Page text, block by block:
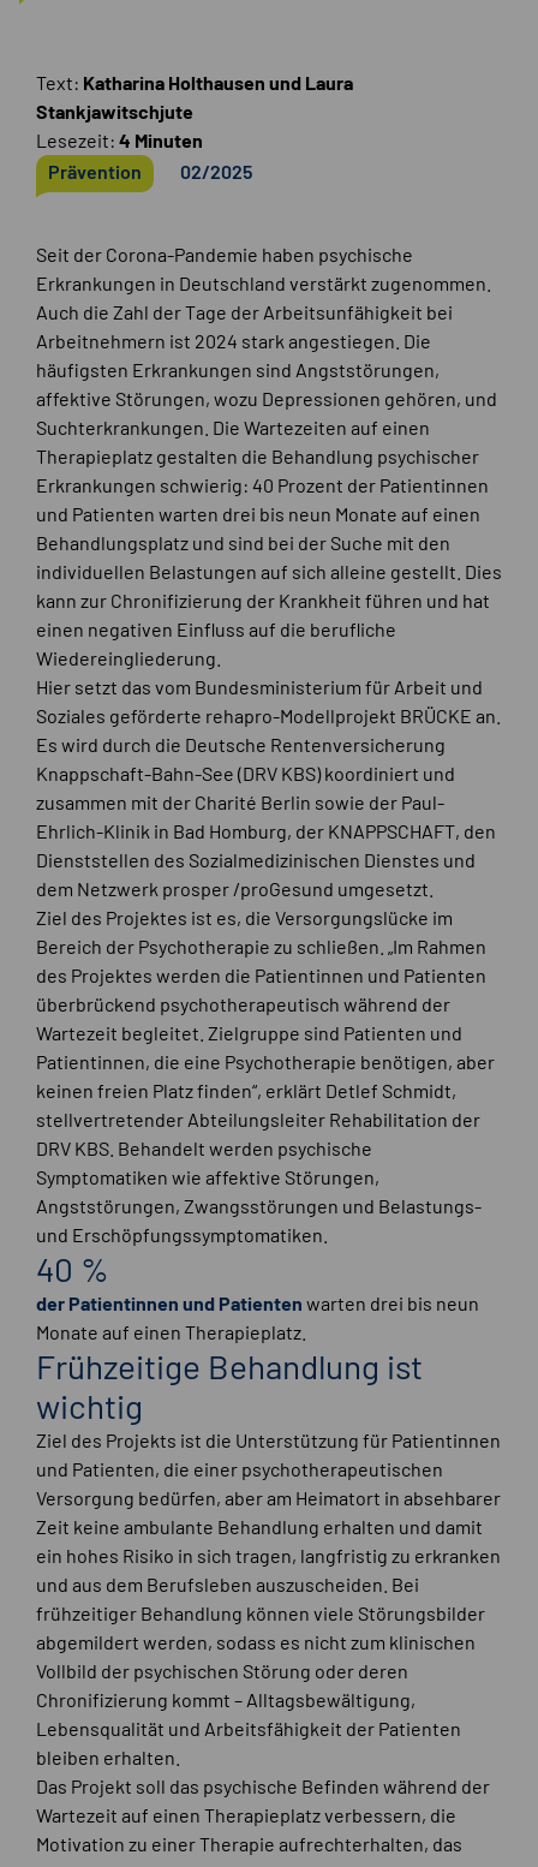
Text: Katharina Holthausen und Laura
Stankjawitschjute
Lesezeit: 4 Minuten
Prävention
02/2025
Seit der Corona-Pandemie haben psychische
Erkrankungen in Deutschland verstärkt zugenommen.
Auch die Zahl der Tage der Arbeitsunfähigkeit bei
Arbeitnehmern ist 2024 stark angestiegen. Die
häufigsten Erkrankungen sind Angststörungen,
affektive Störungen, wozu Depressionen gehören, und
Suchterkrankungen. Die Wartezeiten auf einen
Therapieplatz gestalten die Behandlung psychischer
Erkrankungen schwierig: 40 Prozent der Patientinnen
und Patienten warten drei bis neun Monate auf einen
Behandlungsplatz und sind bei der Suche mit den
individuellen Belastungen auf sich alleine gestellt. Dies
kann zur Chronifizierung der Krankheit führen und hat
einen negativen Einfluss auf die berufliche
Wiedereingliederung.
Hier setzt das vom Bundesministerium für Arbeit und
Soziales geförderte rehapro-Modellprojekt BRÜCKE an.
Es wird durch die Deutsche Rentenversicherung
Knappschaft-Bahn-See (DRV KBS) koordiniert und
zusammen mit der Charité Berlin sowie der Paul-
Ehrlich-Klinik in Bad Homburg, der KNAPPSCHAFT, den
Dienststellen des Sozialmedizinischen Dienstes und
dem Netzwerk prosper /proGesund umgesetzt.
Ziel des Projektes ist es, die Versorgungslücke im
Bereich der Psychotherapie zu schließen. „Im Rahmen
des Projektes werden die Patientinnen und Patienten
überbrückend psychotherapeutisch während der
Wartezeit begleitet. Zielgruppe sind Patienten und
Patientinnen, die eine Psychotherapie benötigen, aber
keinen freien Platz finden“, erklärt Detlef Schmidt,
stellvertretender Abteilungsleiter Rehabilitation der
DRV KBS. Behandelt werden psychische
Symptomatiken wie affektive Störungen,
Angststörungen, Zwangsstörungen und Belastungs-
und Erschöpfungssymptomatiken.
40 %
der Patientinnen und Patienten warten drei bis neun
Monate auf einen Therapieplatz.
Frühzeitige Behandlung ist
wichtig
Ziel des Projekts ist die Unterstützung für Patientinnen
und Patienten, die einer psychotherapeutischen
Versorgung bedürfen, aber am Heimatort in absehbarer
Zeit keine ambulante Behandlung erhalten und damit
ein hohes Risiko in sich tragen, langfristig zu erkranken
und aus dem Berufsleben auszuscheiden. Bei
frühzeitiger Behandlung können viele Störungsbilder
abgemildert werden, sodass es nicht zum klinischen
Vollbild der psychischen Störung oder deren
Chronifizierung kommt – Alltagsbewältigung,
Lebensqualität und Arbeitsfähigkeit der Patienten
bleiben erhalten.
Das Projekt soll das psychische Befinden während der
Wartezeit auf einen Therapieplatz verbessern, die
Motivation zu einer Therapie aufrechterhalten, das